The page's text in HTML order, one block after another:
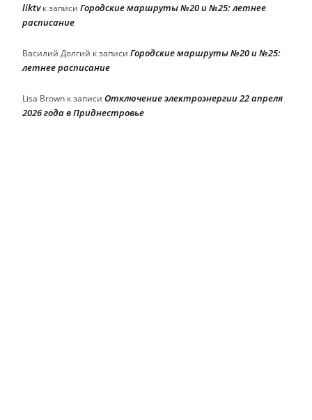
liktvк записи Городские маршруты №20 и №25: летнее
расписание
Василий Долгий к записи Городские маршруты №20 и №25:
летнее расписание
Lisa Brown к записи Отключение электроэнергии 22 апреля
2026 года в Приднестровье